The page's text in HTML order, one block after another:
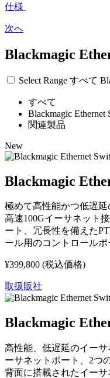
仕様
次へ
Blackmagic
Select Range すべて
すべて
Blackmagic Ethernet
関連製品
New
Blackmagic
極めて高性能かつ低遅
高速100Gイーサネット
ート、冗長性を備えた
ール用のコントロールポ
¥399,800 (税込価格)
取扱販社
Blackmagic
高性能、低遅延のイーサ
ーサネットポート、2つ
背面に搭載されたイーサ